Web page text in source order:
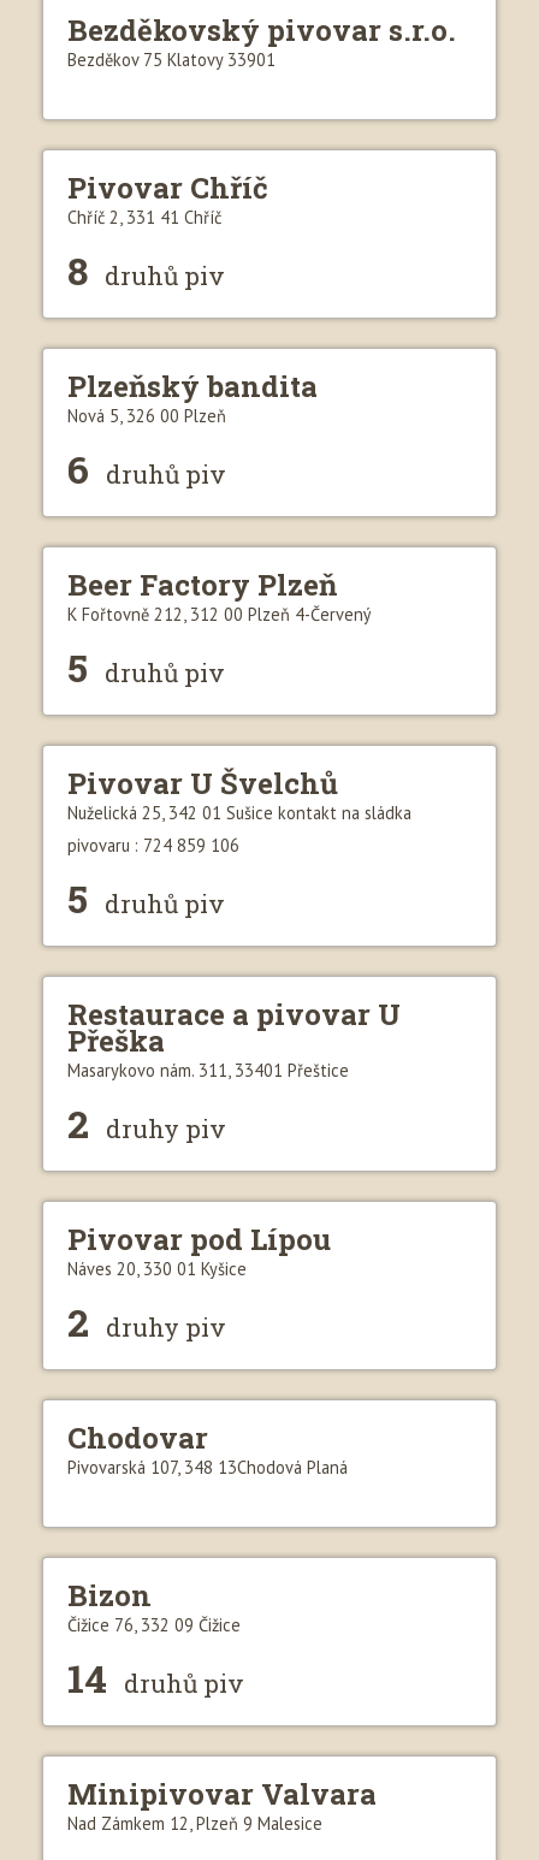
Bezděkovský pivovar s.r.o.
Bezděkov 75 Klatovy 33901
Pivovar Chříč
Chříč 2, 331 41 Chříč
8 druhů piv
Plzeňský bandita
Nová 5, 326 00 Plzeň
6 druhů piv
Beer Factory Plzeň
K Fořtovně 212, 312 00 Plzeň 4-Červený
5 druhů piv
Pivovar U Švelchů
Nuželická 25, 342 01 Sušice kontakt na sládka
pivovaru : 724 859 106
5 druhů piv
Restaurace a pivovar U
Přeška
Masarykovo nám. 311, 33401 Přeštice
2 druhy piv
Pivovar pod Lípou
Náves 20, 330 01 Kyšice
2 druhy piv
Chodovar
Pivovarská 107, 348 13Chodová Planá
Bizon
Čižice 76, 332 09 Čižice
14 druhů piv
Minipivovar Valvara
Nad Zámkem 12, Plzeň 9 Malesice